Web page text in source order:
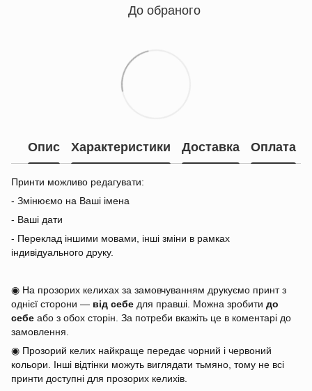
До обраного
Опис Характеристики Доставка Оплата
Принти можливо редагувати:
- Змінюємо на Ваші імена
- Ваші дати
- Переклад іншими мовами, інші зміни в рамках
індивідуального друку.
◉ На прозорих келихах за замовчуванням друкуємо принт з
однієї сторони — від себе для правші. Можна зробити до
себе або з обох сторін. За потреби вкажіть це в коментарі до
замовлення.
◉ Прозорий келих найкраще передає чорний і червоний
кольори. Інші відтінки можуть виглядати тьмяно, тому не всі
принти доступні для прозорих келихів.